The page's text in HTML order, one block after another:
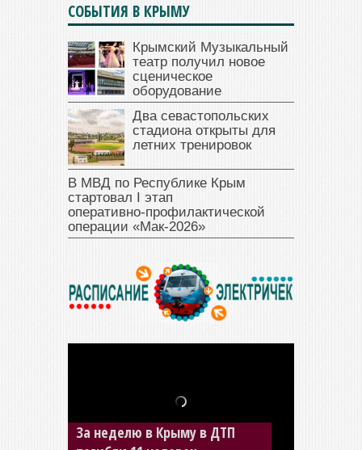
СОБЫТИЯ В КРЫМУ
Крымский Музыкальный
театр получил новое
сценическое
оборудование
Два севастопольских
стадиона открыты для
летних тренировок
В МВД по Республике Крым
стартовал I этап
оперативно‑профилактической
операции «Мак‑2026»
За неделю в Крыму в ДТП
В Джанкое водитель ВАЗа